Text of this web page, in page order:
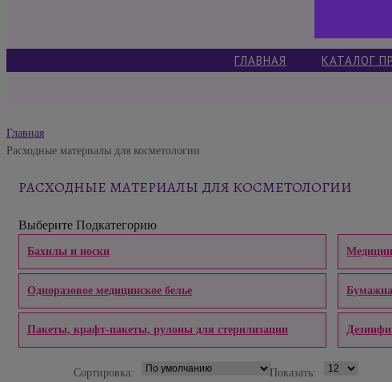
ГЛАВНАЯ КАТАЛОГ
Главная
Расходные материалы для косметологии
РАСХОДНЫЕ МАТЕРИАЛЫ ДЛЯ КОСМЕТОЛОГИИ
Выберите Подкатегорию
Бахилы и носки
Одноразовое медицинское белье
Пакеты, крафт-пакеты, рулоны для стерилизации
Сортировка: Показать: